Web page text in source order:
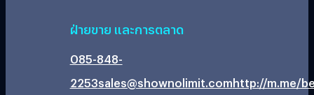
ฝ่ายขาย และการตลาด
085-848-
2253sales@shownolimit.comhttp://m.me/